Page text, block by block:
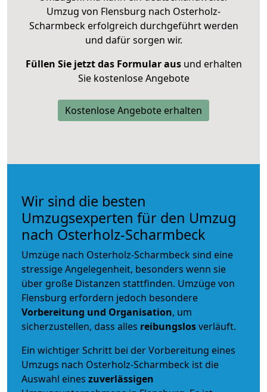
Umzug von Flensburg nach Osterholz-
Scharmbeck erfolgreich durchgeführt werden
und dafür sorgen wir.
Füllen Sie jetzt das Formular ausund erhalten
Sie kostenlose Angebote
Kostenlose Angebote erhalten
Wir sind die besten
Umzugsexperten für den Umzug
nach Osterholz-Scharmbeck
Umzüge nach Osterholz-Scharmbeck sind eine
stressige Angelegenheit, besonders wenn sie
über große Distanzen stattfinden. Umzüge von
Flensburg erfordern jedoch besondere
Vorbereitung und Organisation, um
sicherzustellen, dass alles reibungslosverläuft.
Ein wichtiger Schritt bei der Vorbereitung eines
Umzugs nach Osterholz-Scharmbeck ist die
Auswahl eines zuverlässigen